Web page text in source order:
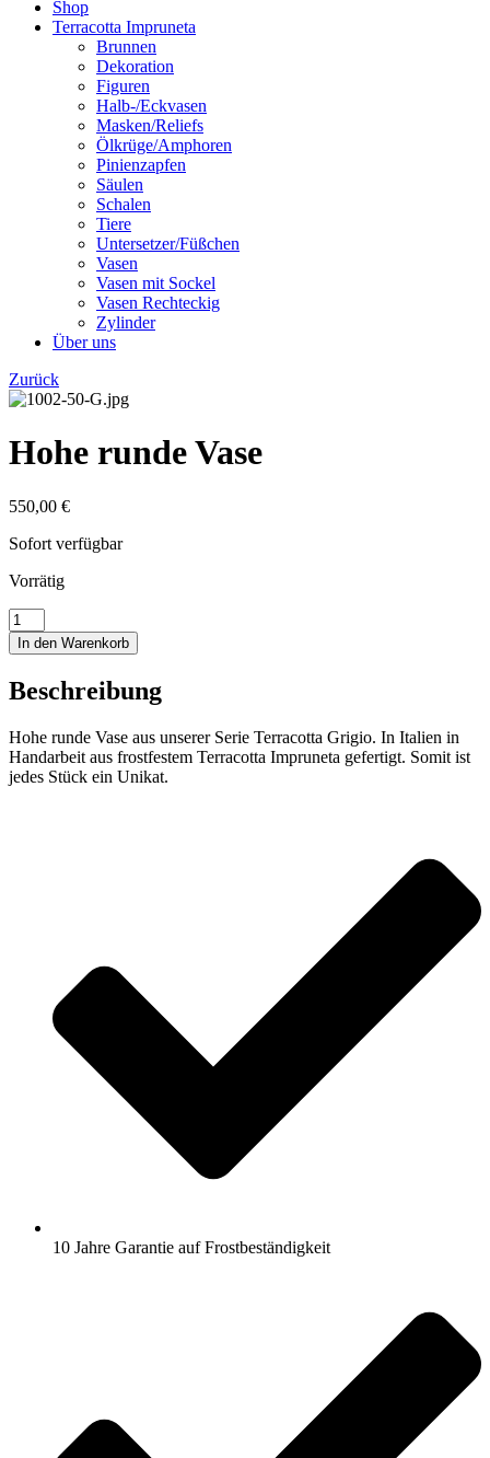
Shop
Terracotta Impruneta
Brunnen
Dekoration
Figuren
Halb-/Eckvasen
Masken/Reliefs
Ölkrüge/Amphoren
Pinienzapfen
Säulen
Schalen
Tiere
Untersetzer/Füßchen
Vasen
Vasen mit Sockel
Vasen Rechteckig
Zylinder
Über uns
Zurück
Hohe runde Vase
550,00 €
Sofort verfügbar
Vorrätig
Hohe
runde
Vase
In den Warenkorb
Beschreibung
Hohe runde Vase aus unserer Serie Terracotta Grigio. In Italien in
Handarbeit aus frostfestem Terracotta Impruneta gefertigt. Somit ist
jedes Stück ein Unikat.
10 Jahre Garantie auf Frostbeständigkeit